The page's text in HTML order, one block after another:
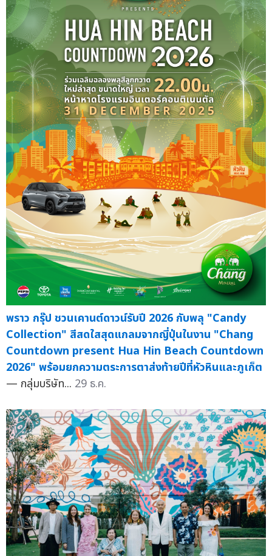
พราว กรุ๊ป ชวนเคานต์ดาวน์รับปี 2026 กับพลุ "Candy
Collection" สีสดใสสุดแกลมจากญี่ปุ่นในงาน "Chang
Countdown present Hua Hin Beach Countdown
2026" พร้อมยกความตระการตาส่งท้ายปีที่หัวหินและภูเก็ต
— กลุ่มบริษัท... 29 ธ.ค.